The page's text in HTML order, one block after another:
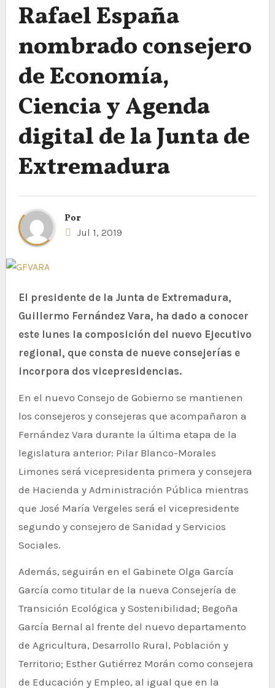
Rafael España
nombrado consejero
de Economía,
Ciencia y Agenda
digital de la Junta de
Extremadura
Por
Jul 1, 2019
El presidente de la Junta de Extremadura,
Guillermo Fernández Vara, ha dado a conocer
este lunes la composición del nuevo Ejecutivo
regional, que consta de nueve consejerías e
incorpora dos vicepresidencias.
En el nuevo Consejo de Gobierno se mantienen
los consejeros y consejeras que acompañaron a
Fernández Vara durante la última etapa de la
legislatura anterior: Pilar Blanco-Morales
Limones será vicepresidenta primera y consejera
de Hacienda y Administración Pública mientras
que José María Vergeles será el vicepresidente
segundo y consejero de Sanidad y Servicios
Sociales.
Además, seguirán en el Gabinete Olga García
García como titular de la nueva Consejería de
Transición Ecológica y Sostenibilidad; Begoña
García Bernal al frente del nuevo departamento
de Agricultura, Desarrollo Rural, Población y
Territorio; Esther Gutiérrez Morán como consejera
de Educación y Empleo, al igual que en la